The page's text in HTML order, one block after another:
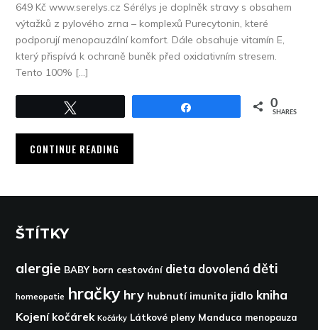
649 Kč www.serelys.cz Sérélys je doplněk stravy s obsahem
výtažků z pylového zrna – komplexů Purecytonin, které
podporují menopauzální komfort. Dále obsahuje vitamín E,
který přispívá k ochraně buněk před oxidativním stresem.
Tento 100% […]
0
SHARES
CONTINUE READING
ŠTÍTKY
alergie BABY born cestování dieta dovolená děti
homeopatie hračky hry hubnutí imunita jidlo kniha
Kojení kočárek Kočárky Látkové pleny Manduca menopauza